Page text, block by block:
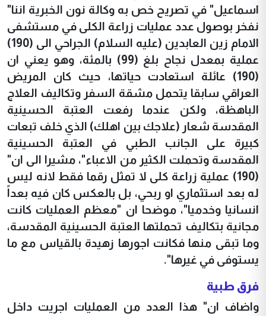
اسماعيل" في تصريح خص به وكالة نون الخبرية اننا"
نفخر بوصول عدد عمليات زراعة الكلى في مستشفى
الامام زين العابدين (عليه السلام) الجراحي الى (190)
عملية بمعدل نجاح بلغ (99) بالمئة، وهو يعني ان
(190) عائلة استعادت حياتها، حيث كان المريض
العراقي سابقا يتحمل مشقة السفر وتكاليف العلاج
الباهظة، ولكن عندما رفعت العتبة الحسينية
المقدسة شعار (علاجك بين اهلك) الذي خلف تبعات
كبيرة على الجانب الطبي في العتبة الحسينية
المقدسة وتحملت الكثير من الاعباء"، مشيرا الى ان"
(190) عملية زراعة كلى لا تمثل رقما فقط لانه ليس
له بعد استثماري او ربحي، بل بالعكس كان فيه بعداً
انسانيا وخدميا"، موضحا ان "معظم العمليات كانت
مجانية بتكاليف تحملتها العتبة الحسينية المقدسة،
وما تبقى منها فكانت اجورها زهيدة بالقياس مع ما
يستوفى في غيرها".
فرق طبية
واضاف ان" هذا العدد من العمليات اجريت داخل